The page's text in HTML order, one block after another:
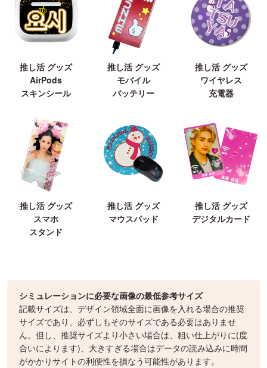
推し活 グッズ
AirPods
スキンシール
推し活 グッズ
モバイル
バッテリー
推し活 グッズ
ワイヤレス
充電器
推し活 グッズ
スマホ
スタンド
推し活 グッズ
マウスパッド
推し活 グッズ
デジタルカード
シミュレーションに必要な画像の最低参考サイズ
記載サイズは、デザイン領域全面に画像を入れる場合の推奨
サイズであり、必ずしもそのサイズである必要はありませ
ん。但し、推奨サイズより小さい場合は、粗い仕上がりに(度
合いによります)、大きすぎる場合はデータの読み込みに時間
がかかりサイトの利便性を損なう可能性があります。